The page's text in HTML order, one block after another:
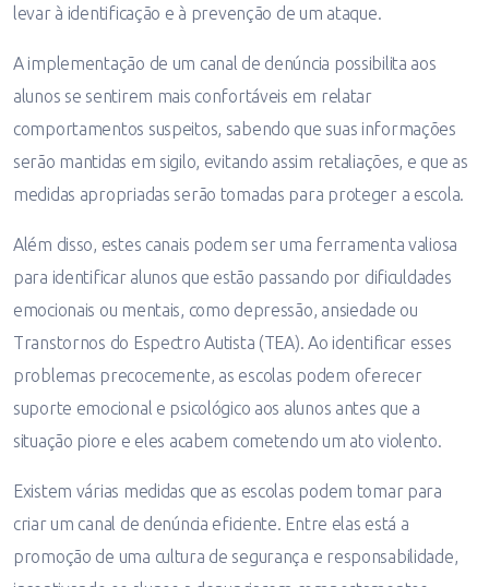
levar à identificação e à prevenção de um ataque.
A implementação de um canal de denúncia possibilita aos
alunos se sentirem mais confortáveis em relatar
comportamentos suspeitos, sabendo que suas informações
serão mantidas em sigilo, evitando assim retaliações, e que as
medidas apropriadas serão tomadas para proteger a escola.
Além disso, estes canais podem ser uma ferramenta valiosa
para identificar alunos que estão passando por dificuldades
emocionais ou mentais, como depressão, ansiedade ou
Transtornos do Espectro Autista (TEA). Ao identificar esses
problemas precocemente, as escolas podem oferecer
suporte emocional e psicológico aos alunos antes que a
situação piore e eles acabem cometendo um ato violento.
Existem várias medidas que as escolas podem tomar para
criar um canal de denúncia eficiente. Entre elas está a
promoção de uma cultura de segurança e responsabilidade,